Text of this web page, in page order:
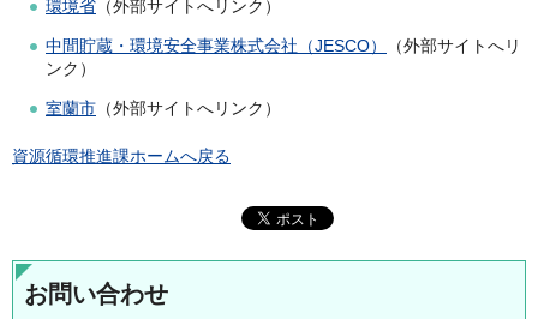
環境省 （外部サイトへリンク）
中間貯蔵・環境安全事業株式会社（JESCO）
（外部サイトへリ
ンク）
室蘭市 （外部サイトへリンク）
資源循環推進課ホームへ戻る
お問い合わせ